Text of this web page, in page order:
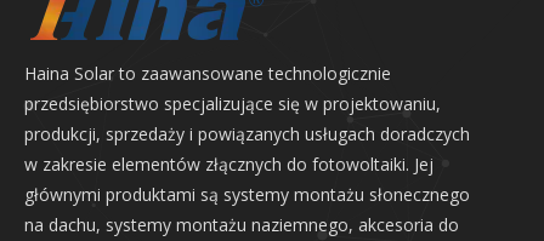
Haina Solar to zaawansowane technologicznie
przedsiębiorstwo specjalizujące się w projektowaniu,
produkcji, sprzedaży i powiązanych usługach doradczych
w zakresie elementów złącznych do fotowoltaiki. Jej
głównymi produktami są systemy montażu słonecznego
na dachu, systemy montażu naziemnego, akcesoria do